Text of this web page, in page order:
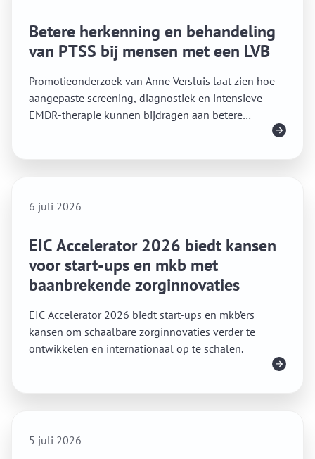
Betere herkenning en behandeling
van PTSS bij mensen met een LVB
Promotieonderzoek van Anne Versluis laat zien hoe
aangepaste screening, diagnostiek en intensieve
EMDR-therapie kunnen bijdragen aan betere
6 juli 2026
EIC Accelerator 2026 biedt kansen
voor start-ups en mkb met
baanbrekende zorginnovaties
EIC Accelerator 2026 biedt start-ups en mkb’ers
kansen om schaalbare zorginnovaties verder te
ontwikkelen en internationaal op te schalen.
5 juli 2026